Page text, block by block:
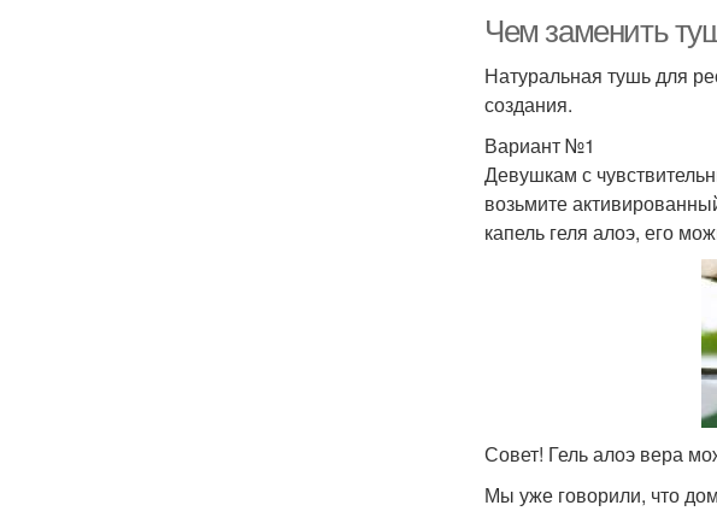
Чем заменить
Натуральная тушь для
создания.
Вариант №1
Девушкам с
возьмите
капель геля алоэ, его
‎Совет! Гель алоэ вера
Мы уже говорили, что